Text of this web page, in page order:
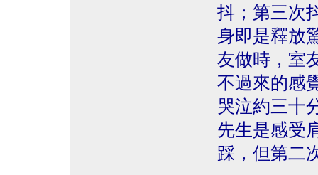
抖；第三次
身即是釋放
友做時，室
不過來的感
哭泣約三十
先生是感受
踩，但第二